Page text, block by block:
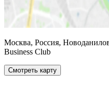
Москва, Россия,
Business Club
Смотреть карту